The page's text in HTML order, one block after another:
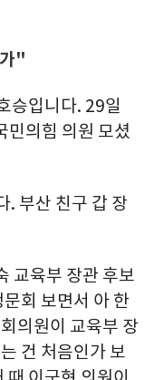
"
승입니다. 29일
민의힘 의원 모셨
. 부산 친구 갑 장
교육부 장관 후보
회 보면서 아 한
의원이 교육부 장
건 처음인가 보